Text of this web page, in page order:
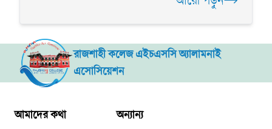
রাজশাহী কলেজ এইচএসসি অ্যালামনাই
এসোসিয়েশন
আমাদের কথা
অন্যান্য